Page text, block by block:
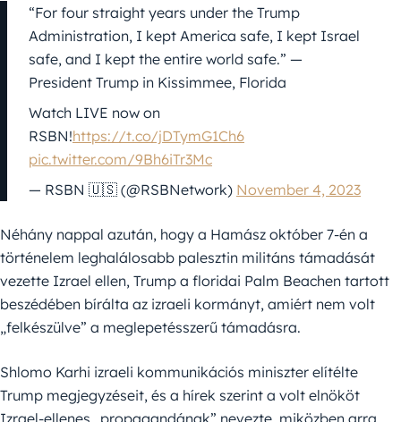
“For four straight years under the Trump
Administration, I kept America safe, I kept Israel
safe, and I kept the entire world safe.” —
President Trump in Kissimmee, Florida
Watch LIVE now on
RSBN!https://t.co/jDTymG1Ch6
pic.twitter.com/9Bh6iTr3Mc
— RSBN 🇺🇸 (@RSBNetwork) November 4, 2023
Néhány nappal azután, hogy a Hamász október 7-én a
történelem leghalálosabb palesztin militáns támadását
vezette Izrael ellen, Trump a floridai Palm Beachen tartott
beszédében bírálta az izraeli kormányt, amiért nem volt
„felkészülve” a meglepetésszerű támadásra.
Shlomo Karhi izraeli kommunikációs miniszter elítélte
Trump megjegyzéseit, és a hírek szerint a volt elnököt